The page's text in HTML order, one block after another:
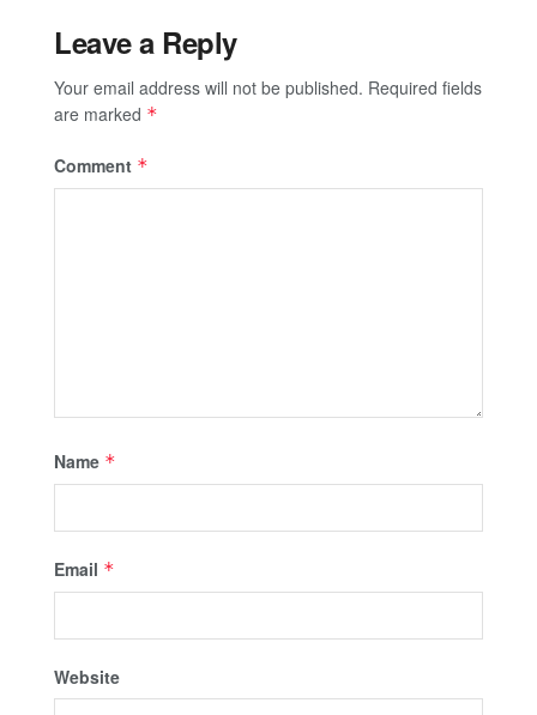
Leave a Reply
Your email address will not be published. Required fields
are marked *
Comment *
Name *
Email *
Website